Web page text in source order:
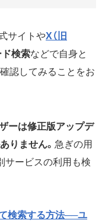
サイトやX（旧
検索などで自身と
認してみることをお
ーは修正版アップデ
りません。 急ぎの用
サービスの利用も検
て検索する方法──ユ